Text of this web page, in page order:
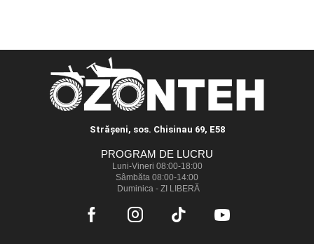
Străşeni, sos. Chisinau 69, E58
PROGRAM DE LUCRU
Luni-Vineri 08:00-18:00
Sâmbăta 08:00-14:00
Duminica - ZI LIBERĂ